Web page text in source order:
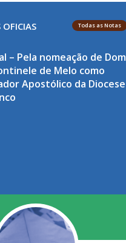
Todas as Notas
– Pela nomeação de Dom
de Melo como
Apostólico da Diocese